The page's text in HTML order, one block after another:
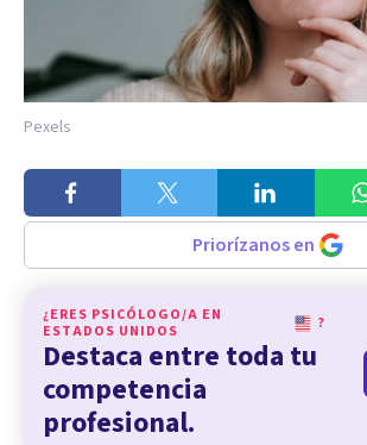
Pexels
Priorízanos en
¿ERES PSICÓLOGO/A EN
ESTADOS UNIDOS
?
Destaca entre toda tu
competencia
profesional.